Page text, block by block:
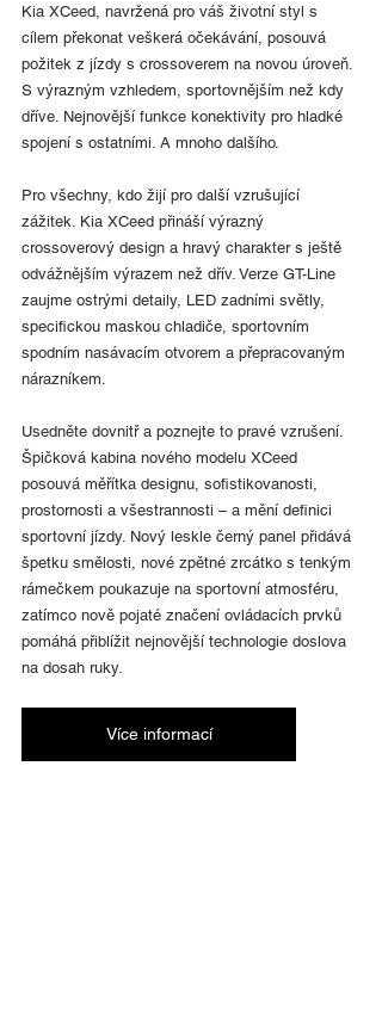
Kia XCeed, navržená pro váš životní styl s
cílem překonat veškerá očekávání, posouvá
požitek z jízdy s crossoverem na novou úroveň.
S výrazným vzhledem, sportovnějším než kdy
dříve. Nejnovější funkce konektivity pro hladké
spojení s ostatními. A mnoho dalšího.
Pro všechny, kdo žijí pro další vzrušující
zážitek. Kia XCeed přináší výrazný
crossoverový design a hravý charakter s ještě
odvážnějším výrazem než dřív. Verze GT-Line
zaujme ostrými detaily, LED zadními světly,
specifickou maskou chladiče, sportovním
spodním nasávacím otvorem a přepracovaným
nárazníkem.
Usedněte dovnitř a poznejte to pravé vzrušení.
Špičková kabina nového modelu XCeed
posouvá měřítka designu, sofistikovanosti,
prostornosti a všestrannosti – a mění definici
sportovní jízdy. Nový leskle černý panel přidává
špetku smělosti, nové zpětné zrcátko s tenkým
rámečkem poukazuje na sportovní atmosféru,
zatímco nově pojaté značení ovládacích prvků
pomáhá přiblížit nejnovější technologie doslova
na dosah ruky.
Více informací